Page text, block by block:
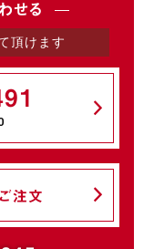
せる
頂けます
注文